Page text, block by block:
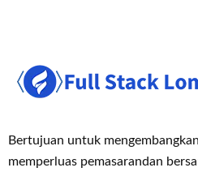
Bertujuan untuk
memperluas pemasarandan